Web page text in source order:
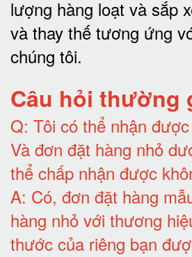
lượng hàng loạt và sắp
và thay thế tương ứng
chúng tôi.
Câu hỏi thường
Q: Tôi có thể nhận
Và đơn đặt hàng nhỏ
thể chấp nhận được
A: Có, đơn đặt hàng
hàng nhỏ với thương
thước của riêng bạn